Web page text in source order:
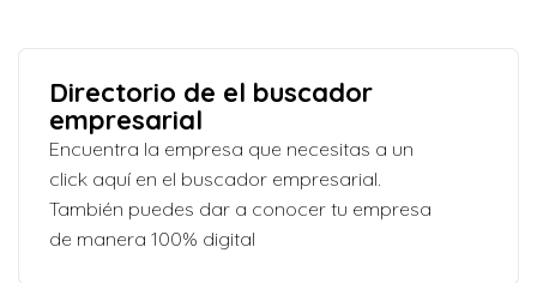
Directorio de el buscador
empresarial
Encuentra la empresa que necesitas a un
click aquí en el buscador empresarial.
También puedes dar a conocer tu empresa
de manera 100% digital